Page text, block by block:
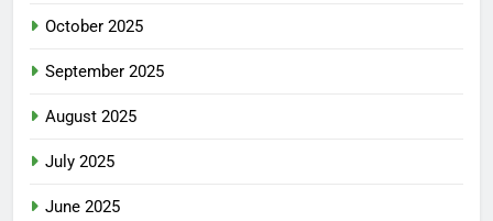
October 2025
September 2025
August 2025
July 2025
June 2025